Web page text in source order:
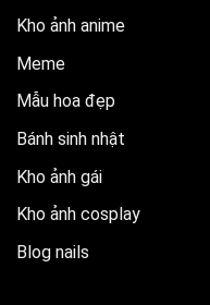
Kho ảnh anime
Meme
Mẫu hoa đẹp
Bánh sinh nhật
Kho ảnh gái
Kho ảnh cosplay
Blog nails